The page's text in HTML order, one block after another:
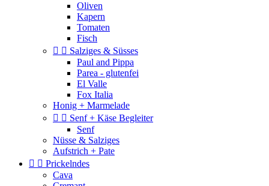
Oliven
Kapern
Tomaten
Fisch
  Salziges & Süsses
Paul and Pippa
Parea - glutenfei
El Valle
Fox Italia
Honig + Marmelade
  Senf + Käse Begleiter
Senf
Nüsse & Salziges
Aufstrich + Pate
  Prickelndes
Cava